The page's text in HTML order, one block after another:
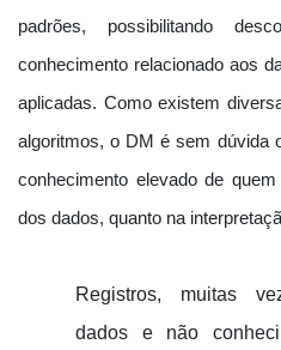
padrões, possibilitando
conhecimento relacionado aos
aplicadas. Como existem
algoritmos, o DM é sem dúvida
conhecimento elevado de
dos dados, quanto na
Registros, muitas
dados e não